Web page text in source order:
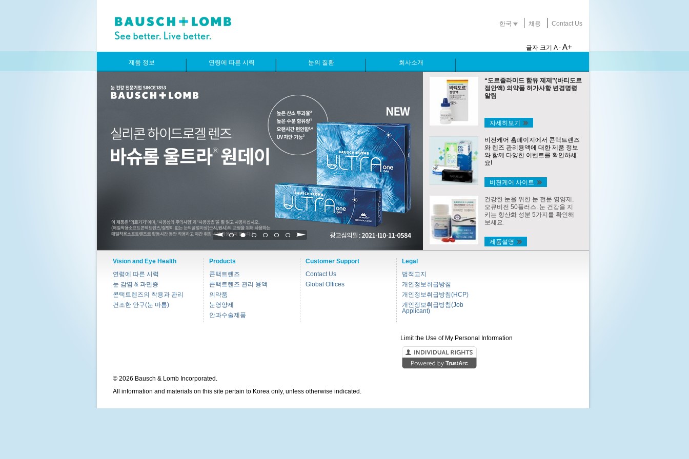
한국 채용 Contact Us
글자 크기 A - A+
제품 정보 연령에 따른 시력 눈의 질환 회사소개
1 2 3 4 5 6
“도르졸라미드 함유 제제”(바티도르
점안액) 의약품 허가사항 변경명령
알림
자세히보기
비전케어 홈페이지에서 콘택트렌즈
와 렌즈 관리용액에 대한 제품 정보
와 함께 다양한 이벤트를 확인하세
요!
비젼케어 사이트
건강한 눈을 위한 눈 전문 영양제,
오큐비전 50플러스. 눈 건강을 지
키는 항산화 성분 5가지를 확인해
보세요.
제품설명
Vision and Eye Health
연령에 따른 시력
눈 감염 & 과민증
콘택트렌즈의 착용과 관리
건조한 안구(눈 마름)
Products
콘택트렌즈
콘택트렌즈 관리 용액
의약품
눈영양제
안과수술제품
Customer Support
Contact Us
Global Offices
Legal
법적고지
개인정보취급방침
개인정보취급방침(HCP)
개인정보취급방침(Job
Applicant)
Limit the Use of My Personal Information
© 2026 Bausch & Lomb Incorporated.
All information and materials on this site pertain to Korea only, unless otherwise indicated.